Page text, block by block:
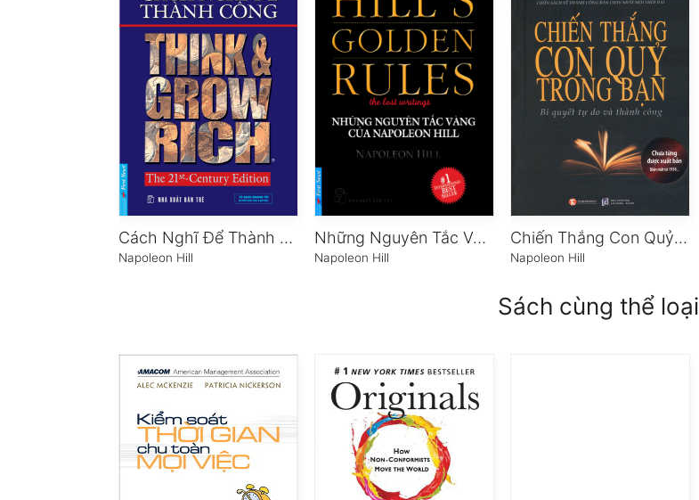
Cách Nghĩ Để Thành Công
Napoleon Hill
Những Nguyên Tắc Vàng Của Napoleon Hill
Napoleon Hill
Chiến Thắng Con Quỷ Trong Bạn
Napoleon Hill
Sách cùng thể loại